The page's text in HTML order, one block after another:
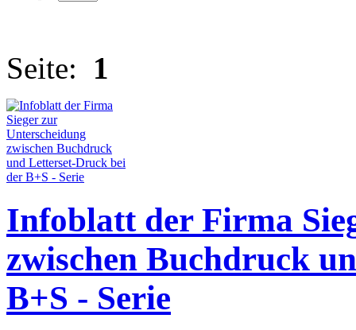
Seite: 1
Infoblatt der Firma
zwischen Buchdruck
B+S - Serie